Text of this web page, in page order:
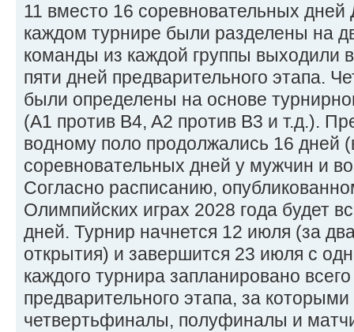
11 вместо 16 соревновательных
каждом турнире были разделены на
команды из каждой группы выходили
пяти дней предварительного этапа.
были определены на основе
(A1 против B4, A2 против B3 и т.д.).
водному поло продолжались 16 дней
соревновательных дней у мужчин и
Согласно расписанию,
Олимпийских играх 2028 года будет
дней. Турнир начнется 12 июля (за
открытия) и завершится 23 июля с
каждого турнира запланировано
предварительного этапа, за
четвертьфиналы, полуфиналы и